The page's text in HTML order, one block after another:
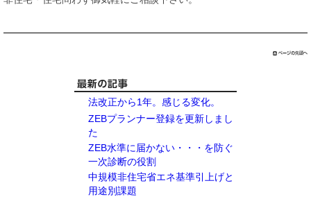
法改正から1年。感じる変化。
ZEBプランナー登録を更新しまし
た
ZEB水準に届かない・・・を防ぐ
一次診断の役割
中規模非住宅省エネ基準引上げと
用途別課題